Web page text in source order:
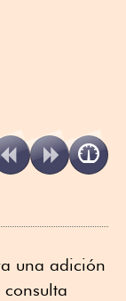
una adición